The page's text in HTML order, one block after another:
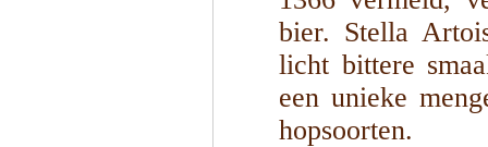
bier. Stella
licht bittere
een unieke
hopsoorten.